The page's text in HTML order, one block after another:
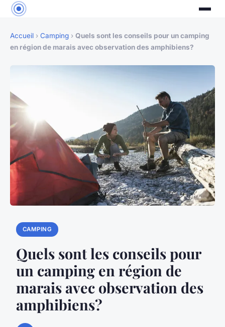
Accueil › Camping › Quels sont les conseils pour un camping
en région de marais avec observation des amphibiens?
CAMPING
Quels sont les conseils pour
un camping en région de
marais avec observation des
amphibiens?